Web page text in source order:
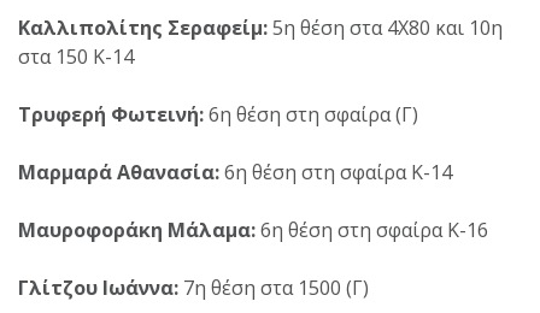
Καλλιπολίτης Σεραφείμ:5η θέση στα 4Χ80 και 10η
στα 150 Κ-14
Τρυφερή Φωτεινή:6η θέση στη σφαίρα (Γ)
Μαρμαρά Αθανασία:6η θέση στη σφαίρα Κ-14
Μαυροφοράκη Μάλαμα:6η θέση στη σφαίρα Κ-16
Γλίτζου Ιωάννα: 7η θέση στα 1500 (Γ)